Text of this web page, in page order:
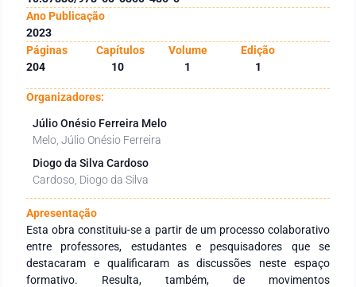
Ano Publicação
2023
Páginas
Capítulos Volume
Edição
204
10 1 1
Organizadores:
Júlio Onésio Ferreira Melo
Melo, Júlio Onésio Ferreira
Diogo da Silva Cardoso
Cardoso, Diogo da Silva
Apresentação
Esta obra constituiu-se a partir de um processo colaborativo
entre professores, estudantes e pesquisadores que se
destacaram e qualificaram as discussões neste espaço
formativo. Resulta, também, de movimentos